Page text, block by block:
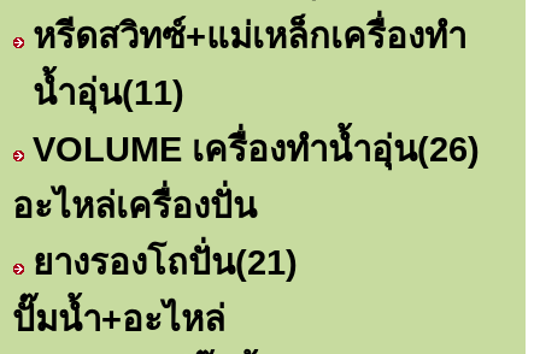
หรีดสวิทซ์+แม่เหล็กเครื่องทำ
น้ำอุ่น(11)
VOLUME เครื่องทำน้ำอุ่น(26)
อะไหล่เครื่องปั่น
ยางรองโถปั่น(21)
ปั๊มน้ำ+อะไหล่